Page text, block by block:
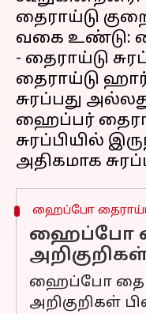
தைராய்டு
வகை உண்டு:
- தைராய்டு
தைராய்டு
சுரப்பது
ஹைப்பர்
சுரப்பியில்
ஹைப்போ
ஹைப்போ
ஹைப்போ
அறிகுறிகள்